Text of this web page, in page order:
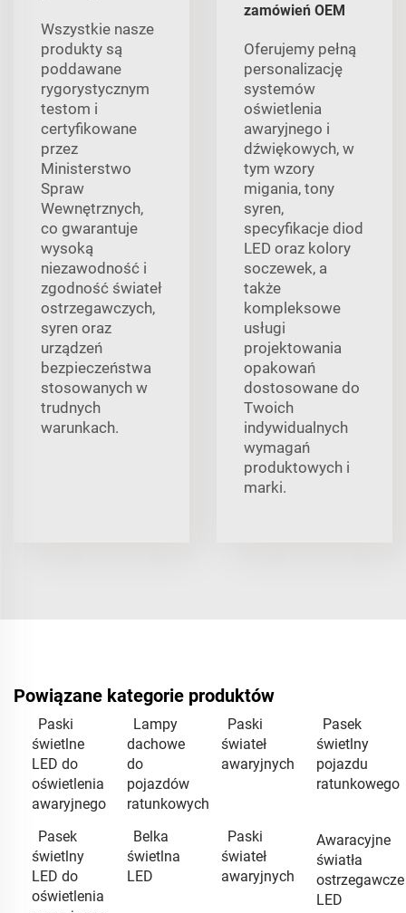
Wszystkie nasze
produkty są
poddawane
rygorystycznym
testom i
certyfikowane
przez
Ministerstwo
Spraw
Wewnętrznych,
co gwarantuje
wysoką
niezawodność i
zgodność świateł
ostrzegawczych,
syren oraz
urządzeń
bezpieczeństwa
stosowanych w
trudnych
warunkach.
zamówień OEM
Oferujemy pełną
personalizację
systemów
oświetlenia
awaryjnego i
dźwiękowych, w
tym wzory
migania, tony
syren,
specyfikacje diod
LED oraz kolory
soczewek, a
także
kompleksowe
usługi
projektowania
opakowań
dostosowane do
Twoich
indywidualnych
wymagań
produktowych i
marki.
Powiązane kategorie produktów
Paski
świetlne
LED do
oświetlenia
awaryjnego
Lampy
dachowe
do
pojazdów
ratunkowych
Paski
świateł
awaryjnych
Pasek
świetlny
pojazdu
ratunkowego
Pasek
świetlny
LED do
oświetlenia
Belka
świetlna
LED
Paski
świateł
awaryjnych
Awaracyjne
światła
ostrzegawcze
LED